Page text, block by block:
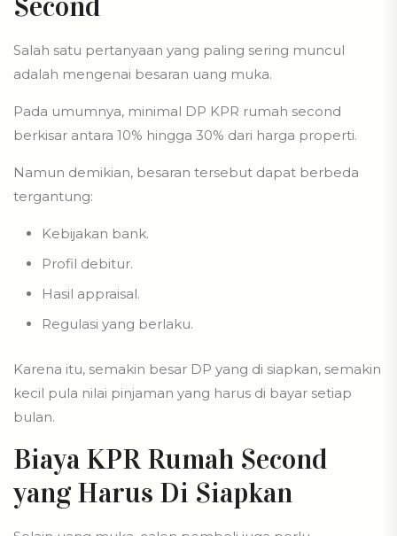
Second
Salah satu pertanyaan yang paling sering muncul
adalah mengenai besaran uang muka.
Pada umumnya, minimal DP KPR rumah second
berkisar antara 10% hingga 30% dari harga properti.
Namun demikian, besaran tersebut dapat berbeda
tergantung:
Kebijakan bank.
Profil debitur.
Hasil appraisal.
Regulasi yang berlaku.
Karena itu, semakin besar DP yang di siapkan, semakin
kecil pula nilai pinjaman yang harus di bayar setiap
bulan.
Biaya KPR Rumah Second
yang Harus Di Siapkan